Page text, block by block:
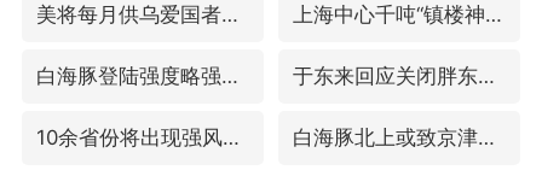
美将每月供乌爱国者拦截导弹 上海中心千吨“镇楼神器”摆动明显
白海豚登陆强度略强于巴威 于东来回应关闭胖东来生活广场店
10余省份将出现强风雨 局地特大暴雨 白海豚北上或致京津冀暴雨